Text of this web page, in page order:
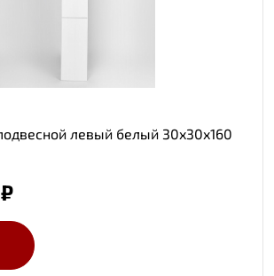
левый белый 30x30x160